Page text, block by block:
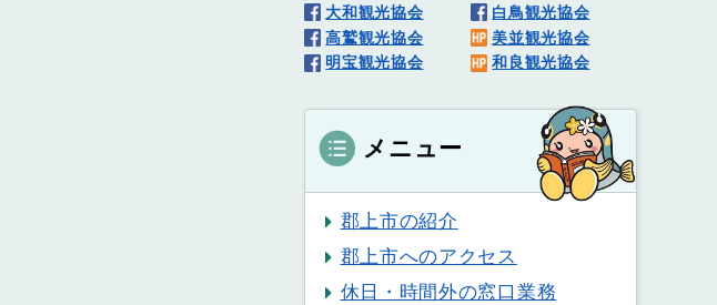
大和観光協会
白鳥観光協会
高鷲観光協会
美並観光協会
明宝観光協会
和良観光協会
メニュー
郡上市の紹介
郡上市へのアクセス
休日・時間外の窓口業務